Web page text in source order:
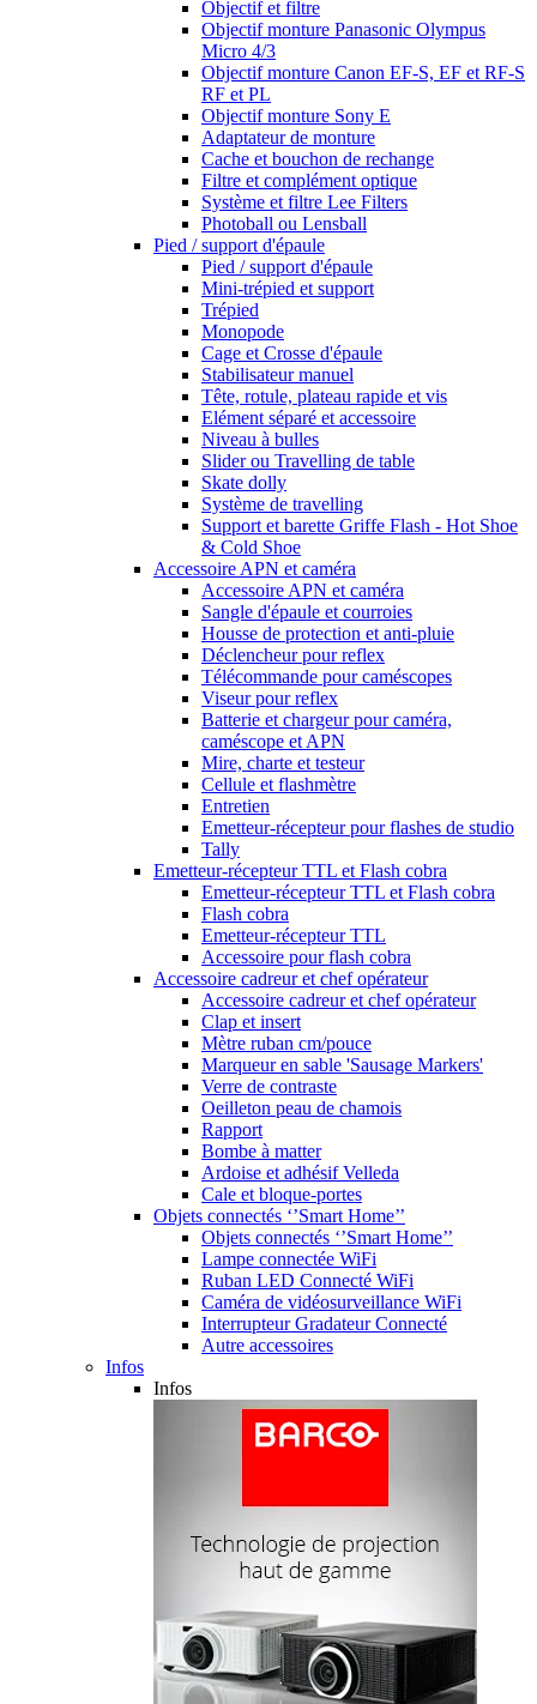
Objectif et filtre
Objectif monture Panasonic Olympus
Micro 4/3
Objectif monture Canon EF-S, EF et RF-S
RF et PL
Objectif monture Sony E
Adaptateur de monture
Cache et bouchon de rechange
Filtre et complément optique
Système et filtre Lee Filters
Photoball ou Lensball
Pied / support d'épaule
Pied / support d'épaule
Mini-trépied et support
Trépied
Monopode
Cage et Crosse d'épaule
Stabilisateur manuel
Tête, rotule, plateau rapide et vis
Elément séparé et accessoire
Niveau à bulles
Slider ou Travelling de table
Skate dolly
Système de travelling
Support et barette Griffe Flash - Hot Shoe
& Cold Shoe
Accessoire APN et caméra
Accessoire APN et caméra
Sangle d'épaule et courroies
Housse de protection et anti-pluie
Déclencheur pour reflex
Télécommande pour caméscopes
Viseur pour reflex
Batterie et chargeur pour caméra,
caméscope et APN
Mire, charte et testeur
Cellule et flashmètre
Entretien
Emetteur-récepteur pour flashes de studio
Tally
Emetteur-récepteur TTL et Flash cobra
Emetteur-récepteur TTL et Flash cobra
Flash cobra
Emetteur-récepteur TTL
Accessoire pour flash cobra
Accessoire cadreur et chef opérateur
Accessoire cadreur et chef opérateur
Clap et insert
Mètre ruban cm/pouce
Marqueur en sable 'Sausage Markers'
Verre de contraste
Oeilleton peau de chamois
Rapport
Bombe à matter
Ardoise et adhésif Velleda
Cale et bloque-portes
Objets connectés ‘’Smart Home’’
Objets connectés ‘’Smart Home’’
Lampe connectée WiFi
Ruban LED Connecté WiFi
Caméra de vidéosurveillance WiFi
Interrupteur Gradateur Connecté
Autre accessoires
Infos
Infos